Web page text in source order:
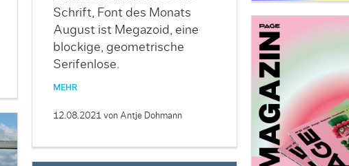
Schrift, Font des Monats
August ist Megazoid, eine
blockige, geometrische
Serifenlose.
MEHR
12.08.2021 von Antje Dohmann